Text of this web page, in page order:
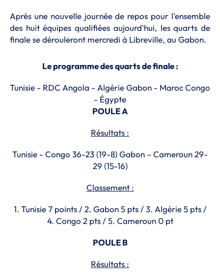
Après une nouvelle journée de repos pour l'ensemble
des huit équipes qualifiées aujourd'hui, les quarts de
finale se dérouleront mercredi à Libreville, au Gabon.
Le programme des quarts de finale :
Tunisie - RDC Angola - Algérie Gabon - Maroc Congo
- Égypte
POULE A
Résultats :
Tunisie - Congo 36-23 (19-8) Gabon – Cameroun 29-
29 (15-16)
Classement :
1. Tunisie 7 points / 2. Gabon 5 pts / 3. Algérie 5 pts /
4. Congo 2 pts / 5. Cameroun 0 pt
POULE B
Résultats :